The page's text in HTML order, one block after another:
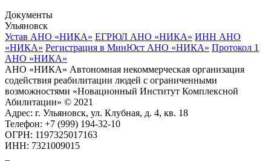
Документы
Ульяновск
Устав АНО «НИКА» ЕГРЮЛ АНО «НИКА» ИНН АНО
«НИКА» Регистрация в МинЮст АНО «НИКА» Протокол 1
АНО «НИКА»
АНО «НИКА» Автономная некоммерческая организация
содействия реабилитации людей с ограниченными
возможностями «Новационный Институт Комплексной
Абилитации» © 2021
Адрес: г. Ульяновск, ул. Клубная, д. 4, кв. 18
Телефон: +7 (999) 194-32-10
ОГРН: 1197325017163
ИНН: 7321009015